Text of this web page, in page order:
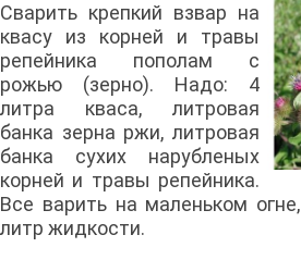
Сварить крепкий взвар на
квасу из корней и травы
репейника пополам с
рожью (зерно). Надо: 4
литра кваса, литровая
банка зерна ржи, литровая
банка сухих нарубленых
корней и травы репейника.
Все варить на маленьком
литр жидкости.